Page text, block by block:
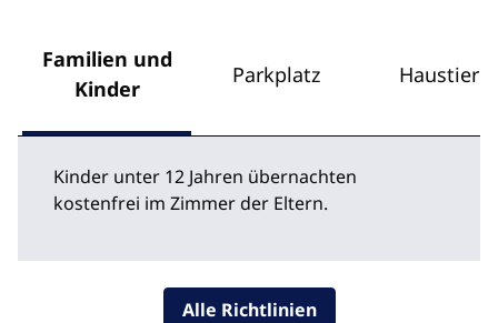
Familien und
Kinder
Parkplatz Haustiere
Kinder unter 12 Jahren übernachten
kostenfrei im Zimmer der Eltern.
Alle Richtlinien